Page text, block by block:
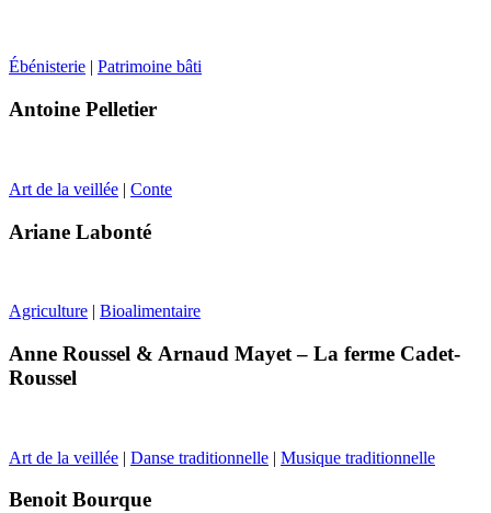
Ébénisterie | Patrimoine bâti
Antoine Pelletier
Art de la veillée | Conte
Ariane Labonté
Agriculture | Bioalimentaire
Anne Roussel & Arnaud Mayet – La ferme Cadet-
Roussel
Art de la veillée | Danse traditionnelle | Musique traditionnelle
Benoit Bourque